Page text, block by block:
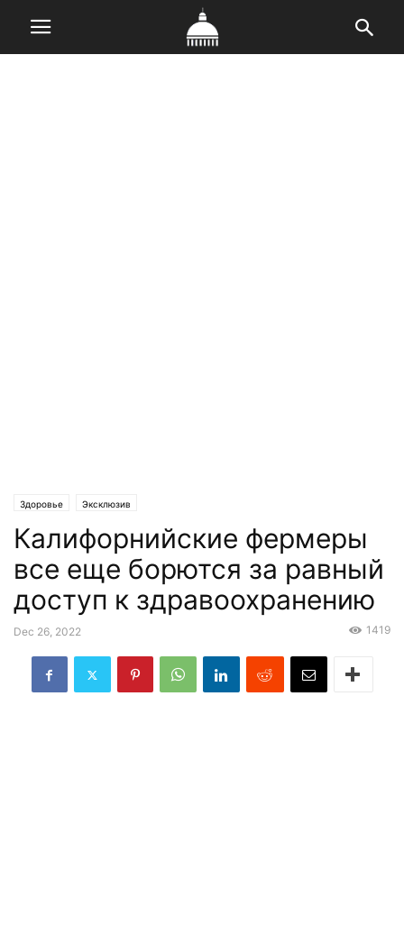
Здоровье Эксклюзив
Калифорнийские фермеры
все еще борются за равный
доступ к здравоохранению
Dec 26, 2022 1419